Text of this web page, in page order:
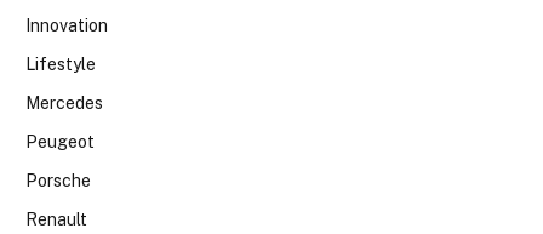
Innovation
Lifestyle
Mercedes
Peugeot
Porsche
Renault